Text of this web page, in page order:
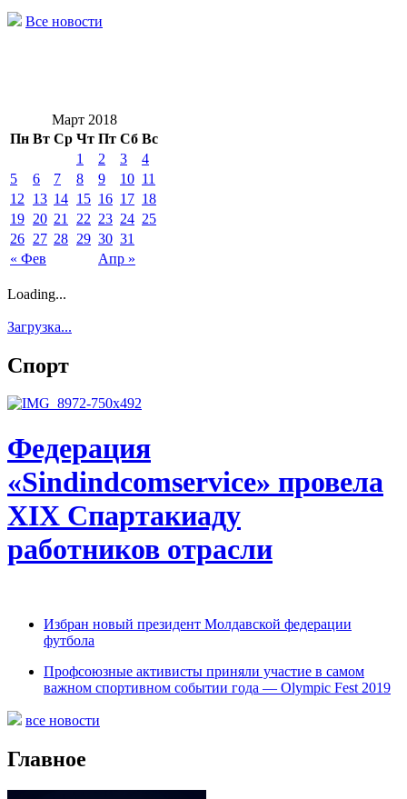
Все новости
Март 2018
Пн Вт Ср Чт Пт Сб Вс
« Фев Апр »
1 2 3
4
5
6 7 8 9 10 11
12
13 14 15 16 17 18
19 20 21 22 23 24 25
26 27 28 29 30 31
Loading...
Загрузка...
Спорт
Федерация
«Sindindcomservice» провела
XIX Спартакиаду
работников отрасли
Избран новый президент Молдавской федерации
футбола
Профсоюзные активисты приняли участие в самом
важном спортивном событии года — Olympic Fest 2019
все новости
Главное